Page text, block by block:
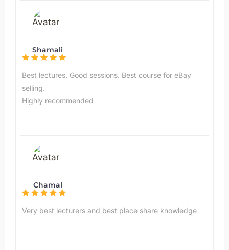
Shamali
Best lectures. Good sessions. Best course for eBay
selling.
Highly recommended
Chamal
Very best lecturers and best place share knowledge